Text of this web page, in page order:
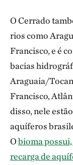
O Cerrado
rios como
Francisco, e é
bacias
Araguaia/
Francisco,
disso, nele
aquíferos
Obioma
recarga de